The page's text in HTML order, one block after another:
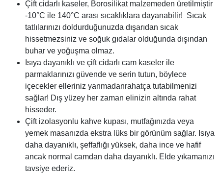
Çift cidarlı kaseler, Borosilikat malzemeden üretilmiştir
-10°C ile 140°C arası sıcaklıklara dayanabilir! Sıcak
tatlılarınızı doldurduğunuzda dışarıdan sıcak
hissetmezsiniz ve soğuk gıdalar olduğunda dışından
buhar ve yoğuşma olmaz.
Isıya dayanıklı ve çift cidarlı cam kaseler ile
parmaklarınızı güvende ve serin tutun, böylece
içecekler elleriniz yanmadanrahatça tutabilmenizi
sağlar! Dış yüzey her zaman elinizin altında rahat
hisseder.
Çift izolasyonlu kahve kupası, mutfağınızda veya
yemek masanızda ekstra lüks bir görünüm sağlar. Isıya
daha dayanıklı, şeffaflığı yüksek, daha ince ve hafif
ancak normal camdan daha dayanıklı. Elde yıkamanızı
tavsiye ederiz.